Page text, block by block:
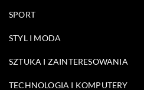
SPORT
STYL I MODA
SZTUKA I ZAINTERESOWANIA
TECHNOLOGIA I KOMPUTERY